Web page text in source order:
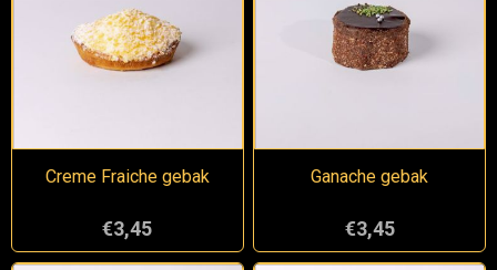
Creme Fraiche gebak
€3,45
Ganache gebak
€3,45